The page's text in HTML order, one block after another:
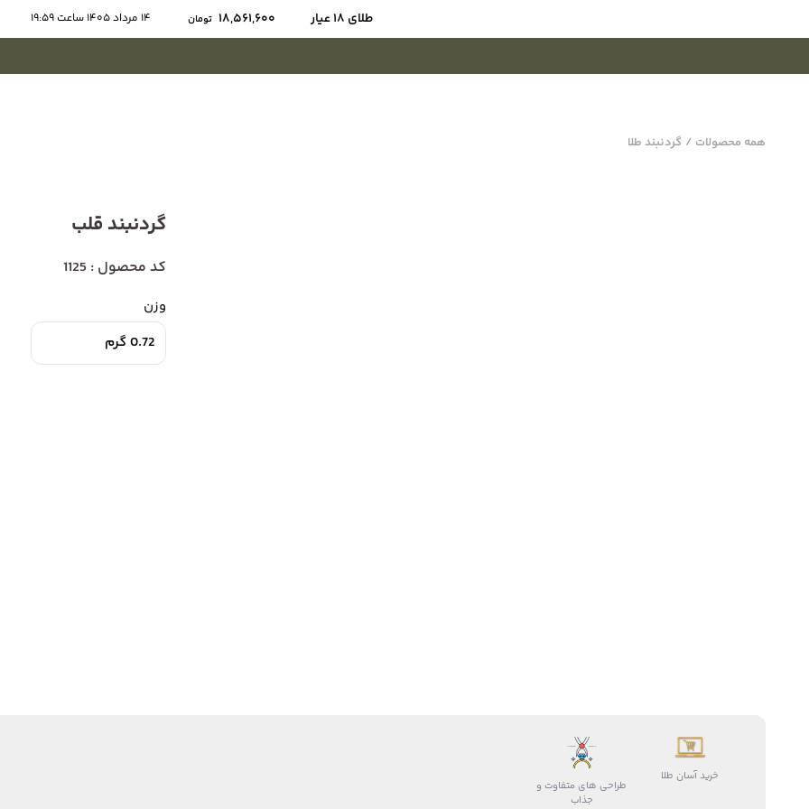
طلای ۱۸ عیار 18,561,600 تومان 14 مرداد 1405 ساعت 19:59
همه محصولات / گردنبند طلا
گردنبند قلب
کد محصول : 1125
وزن
0.72 گرم
خرید آسان طلا
طراحی های متفاوت و
جذاب